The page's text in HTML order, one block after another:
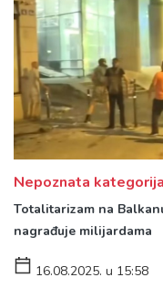
Nepoznata kategorija
Totalitarizam na
nagrađuje milijardama
16.08.2025. u 15:58